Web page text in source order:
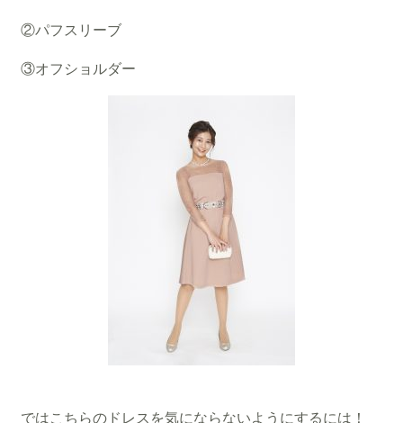
②パフスリーブ
③オフショルダー
ではこちらのドレスを気にならないようにするには！